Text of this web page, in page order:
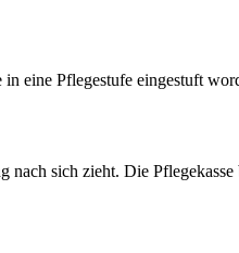
eine Pflegestufe eingestuft
sich zieht. Die Pflegekasse